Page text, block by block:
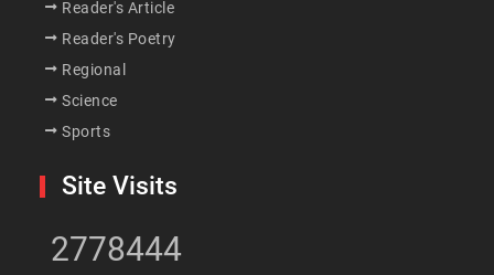
Reader's Article
Reader's Poetry
Regional
Science
Sports
Site Visits
2778444